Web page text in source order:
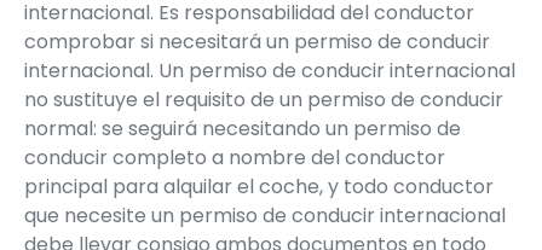
internacional. Es responsabilidad del conductor
comprobar si necesitará un permiso de conducir
internacional. Un permiso de conducir internacional
no sustituye el requisito de un permiso de conducir
normal: se seguirá necesitando un permiso de
conducir completo a nombre del conductor
principal para alquilar el coche, y todo conductor
que necesite un permiso de conducir internacional
debe llevar consigo ambos documentos en todo